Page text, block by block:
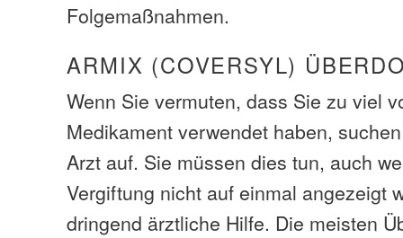
Folgemaßnahmen.
ARMIX (COVERSYL)
Wenn Sie vermuten, dass Sie zu viel
Medikament verwendet haben,
Arzt auf. Sie müssen dies tun, auch
Vergiftung nicht auf einmal angezeigt
dringend ärztliche Hilfe. Die meisten